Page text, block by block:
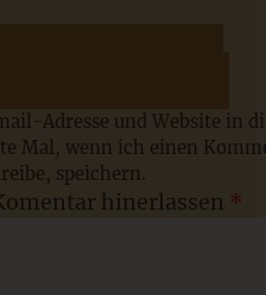
7 sommerlichen
ausprobieren solltet
Adresse und Website in
Mal, wenn ich einen
speichern.
hinerlassen *